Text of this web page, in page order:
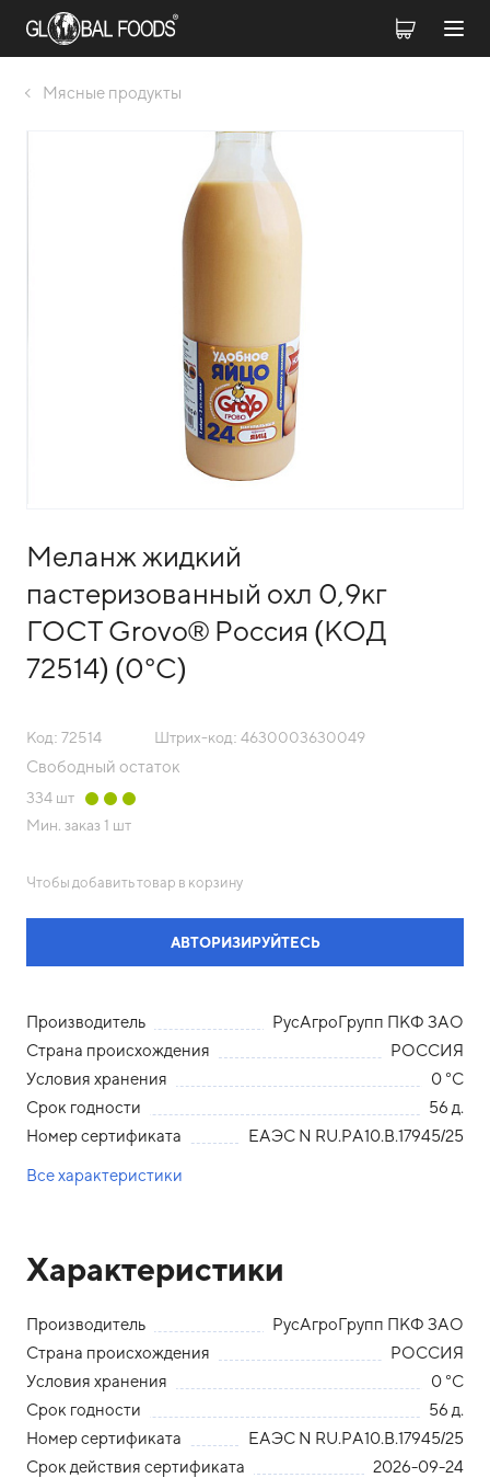
Мясные продукты
Меланж жидкий
пастеризованный охл 0,9кг
ГОСТ Grovo® Россия (КОД
72514) (0°С)
Код: 72514 Штрих-код: 4630003630049
Свободный остаток
334 шт
Мин. заказ 1 шт
Чтобы добавить товар в корзину
АВТОРИЗИРУЙТЕСЬ
Производитель
РусАгроГрупп ПКФ ЗАО
Страна происхождения
РОССИЯ
Условия хранения
0 °С
Срок годности
56 д.
Номер сертификата
ЕАЭС N RU.РА10.В.17945/25
Все характеристики
Характеристики
Производитель
РусАгроГрупп ПКФ ЗАО
Страна происхождения
РОССИЯ
Условия хранения
0 °С
Срок годности
56 д.
Номер сертификата
ЕАЭС N RU.РА10.В.17945/25
Срок действия сертификата
2026-09-24